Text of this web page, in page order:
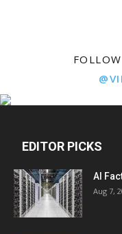
EDITOR PICKS
AI
Aug 7,